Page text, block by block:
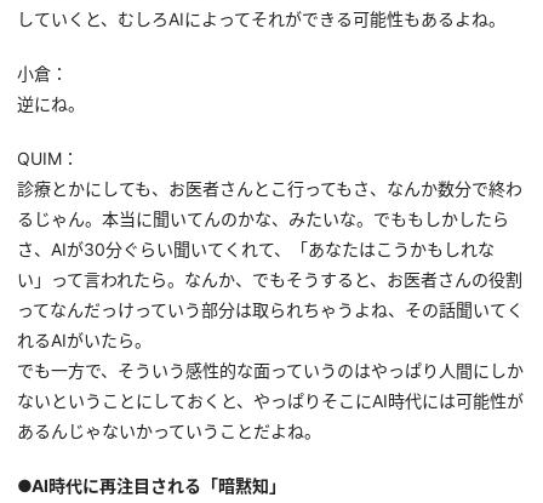
していくと、むしろAIによってそれができる可能性もあるよね。
小倉：
逆にね。
QUIM：
診療とかにしても、お医者さんとこ行ってもさ、なんか数分で終わ
るじゃん。本当に聞いてんのかな、みたいな。でももしかしたら
さ、AIが30分ぐらい聞いてくれて、「あなたはこうかもしれな
い」って言われたら。なんか、でもそうすると、お医者さんの役割
ってなんだっけっていう部分は取られちゃうよね、その話聞いてく
れるAIがいたら。
でも一方で、そういう感性的な面っていうのはやっぱり人間にしか
ないということにしておくと、やっぱりそこにAI時代には可能性が
あるんじゃないかっていうことだよね。
●AI時代に再注目される「暗黙知」